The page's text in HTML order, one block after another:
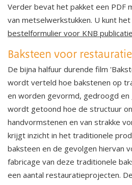
Verder bevat het pakket een PDF
van metselwerkstukken. U kunt
bestelformulier voor KNB
Baksteen voor restauratie
De bijna halfuur durende film
wordt verteld hoe bakstenen op
en worden gevormd, gedroogd en
wordt getoond hoe de structuur
handvormstenen en van strakke
krijgt inzicht in het traditionele
baksteen en de gevolgen hiervan
fabricage van deze traditionele
een aantal restauratieprojecten.